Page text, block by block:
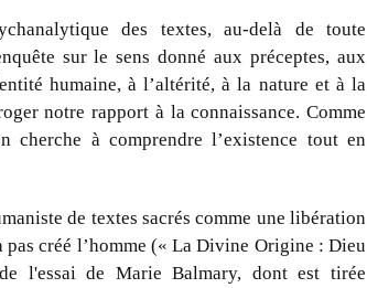
des textes, au-delà de toute
sur le sens donné aux préceptes, aux
humaine, à l’altérité, à la nature et à la
notre rapport à la connaissance. Comme
cherche à comprendre l’existence tout en
de textes sacrés comme une libération
créé l’homme (« La Divine Origine : Dieu
l'essai de Marie Balmary, dont est tirée